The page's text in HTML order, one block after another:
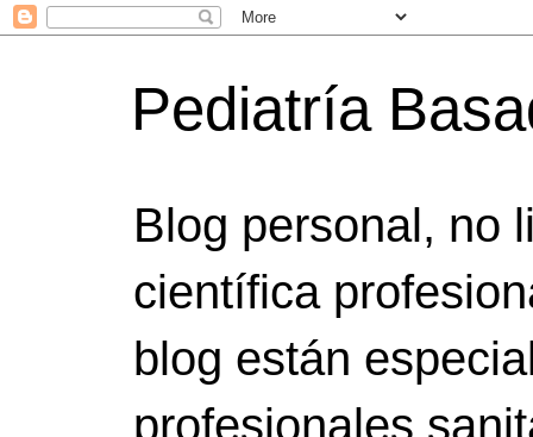
Pediatría
Blog personal, no
científica
blog están
profesionales